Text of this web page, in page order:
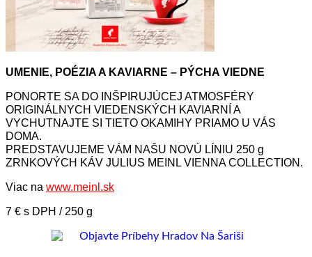
UMENIE, POÉZIA A KAVIARNE – PÝCHA VIEDNE
PONORTE SA DO INŠPIRUJÚCEJ ATMOSFÉRY
ORIGINÁLNYCH VIEDENSKÝCH KAVIARNÍ A
VYCHUTNAJTE SI TIETO OKAMIHY PRIAMO U VÁS
DOMA.
PREDSTAVUJEME VÁM NAŠU NOVÚ LÍNIU 250 g
ZRNKOVÝCH KÁV JULIUS MEINL VIENNA COLLECTION.
Viac na www.meinl.sk
7 € s DPH / 250 g